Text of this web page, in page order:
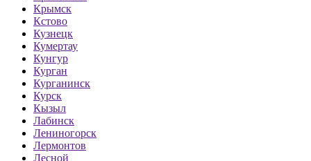
Крымск
Кстово
Кузнецк
Кумертау
Кунгур
Курган
Курганинск
Курск
Кызыл
Лабинск
Лениногорск
Лермонтов
Лесной